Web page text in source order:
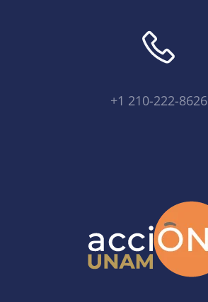
+1 210-222-8626